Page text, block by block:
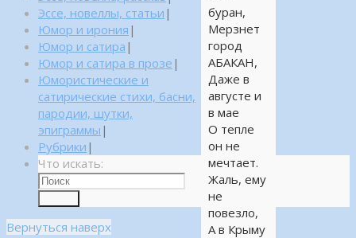
буран,
Мерзнет
город
АБАКАН,
Даже в
августе и
в мае
О тепле
он не
мечтает.
Жаль, ему
не
повезло,
А в Крыму
Эссе, новеллы, статьи |
Юмор и ирония |
Юмор и сатира |
Юмор и сатира в прозе |
Юмористические и
сатирические стихи, басни,
пародии, шутки,
эпиграммы |
Рубрики |
Что искать:
Вернуться наверх